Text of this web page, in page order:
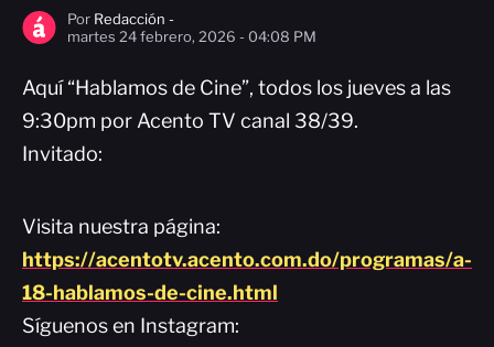
Por Redacción -
martes 24 febrero, 2026 - 04:08 PM
Aquí “Hablamos de Cine”, todos los jueves a las
9:30pm por Acento TV canal 38/39.
Invitado:
Visita nuestra página:
https://acentotv.acento.com.do/programas/a-
18-hablamos-de-cine.html
Síguenos en Instagram: